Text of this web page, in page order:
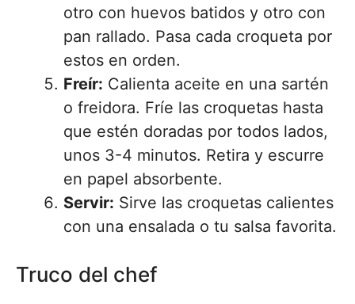
otro con huevos batidos y otro con
pan rallado. Pasa cada croqueta por
estos en orden.
Freír: Calienta aceite en una sartén
o freidora. Fríe las croquetas hasta
que estén doradas por todos lados,
unos 3-4 minutos. Retira y escurre
en papel absorbente.
Servir: Sirve las croquetas calientes
con una ensalada o tu salsa favorita.
Truco del chef